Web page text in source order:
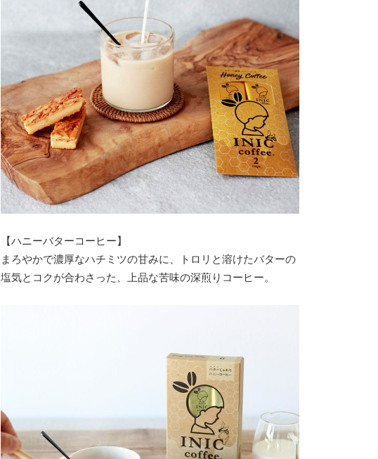
【ハニーバターコーヒー】
まろやかで濃厚なハチミツの甘みに、トロリと溶けたバターの
塩気とコクが合わさった、上品な苦味の深煎りコーヒー。